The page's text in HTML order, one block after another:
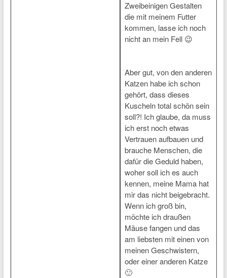
Zweibeinigen Gestalten
die mit meinem Futter
kommen, lasse ich noch
nicht an mein Fell 😉
Aber gut, von den anderen
Katzen habe ich schon
gehört, dass dieses
Kuscheln total schön sein
soll?! Ich glaube, da muss
ich erst noch etwas
Vertrauen aufbauen und
brauche Menschen, die
dafür die Geduld haben,
woher soll ich es auch
kennen, meine Mama hat
mir das nicht beigebracht.
Wenn ich groß bin,
möchte ich draußen
Mäuse fangen und das
am liebsten mit einen von
meinen Geschwistern,
oder einer anderen Katze
🙂